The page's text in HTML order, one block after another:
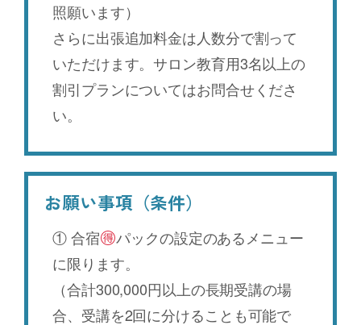
照願います）
さらに出張追加料金は人数分で割って
いただけます。サロン教育用3名以上の
割引プランについてはお問合せくださ
い。
お願い事項（条件）
① 合宿
パックの設定のあるメニュー
に限ります。
（合計300,000円以上の長期受講の場
合、受講を2回に分けることも可能で